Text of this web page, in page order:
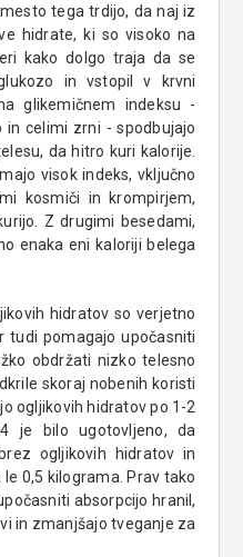
tega trdijo, da naj iz
hidrate, ki so visoko na
kako dolgo traja da se
in vstopil v krvni
glikemičnem
indeksu -
in celimi zrni - spodbujajo
da hitro kuri kalorije.
visok indeks, vključno
kosmiči in krompirjem,
. Z drugimi besedami,
enaka eni kaloriji belega
hidratov so verjetno
tudi pomagajo upočasniti
obdržati nizko telesno
skoraj nobenih koristi
ogljikovih hidratov po 1-2
je bilo ugotovljeno, da
ogljikovih hidratov in
0,5 kilograma . Prav tako
absorpcijo hranil,
in zmanjšajo tveganje za